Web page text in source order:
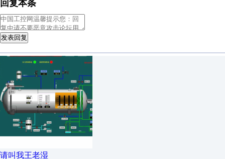
回复本条
发表回复
请叫我王老湿